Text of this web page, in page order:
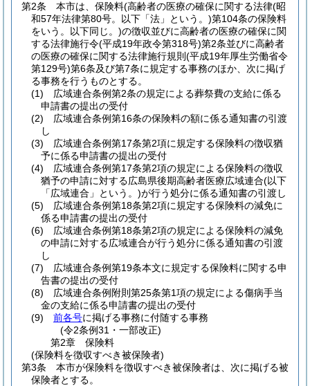
第2条
本市は、保険料(高齢者の医療の確保に関する法律(昭
和57年法律第80号。以下「法」という。)第104条の保険料
をいう。以下同じ。)の徴収並びに高齢者の医療の確保に関
する法律施行令(平成19年政令第318号)第2条並びに高齢者
の医療の確保に関する法律施行規則 (平成19年厚生労働省令
第129号)第6条及び第7条に規定する事務のほか、次に掲げ
る事務を行うものとする。
(1)
広域連合条例第2条の規定による葬祭費の支給に係る
申請書の提出の受付
(2)
広域連合条例第16条の保険料の額に係る通知書の引渡
し
(3)
広域連合条例第17条第2項に規定する保険料の徴収猶
予に係る申請書の提出の受付
(4)
広域連合条例第17条第2項の規定による保険料の徴収
猶予の申請に対する広島県後期高齢者医療広域連合(以下
「広域連合」という。)が行う処分に係る通知書の引渡し
(5)
広域連合条例第18条第2項に規定する保険料の減免に
係る申請書の提出の受付
(6)
広域連合条例第18条第2項の規定による保険料の減免
の申請に対する広域連合が行う処分に係る通知書の引渡
し
(7)
広域連合条例第19条本文に規定する保険料に関する申
告書の提出の受付
(8)
広域連合条例附則第25条第1項の規定による傷病手当
金の支給に係る申請書の提出の受付
(9)
前各号に掲げる事務に付随する事務
(令2条例31・一部改正)
第2章
保険料
(保険料を徴収すべき被保険者)
第3条
本市が保険料を徴収すべき被保険者は、次に掲げる被
保険者とする。